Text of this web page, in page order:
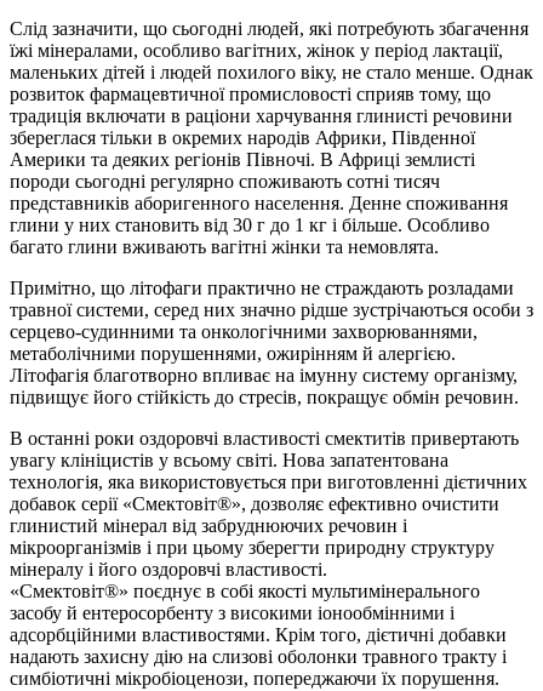
Слід зазначити, що сьогодні людей, які потребують збагачення
їжі мінералами, особливо вагітних, жінок у період лактації,
маленьких дітей і людей похилого віку, не стало менше. Однак
розвиток фармацевтичної промисловості сприяв тому, що
традиція включати в раціони харчування глинисті речовини
збереглася тільки в окремих народів Африки, Південної
Америки та деяких регіонів Півночі. В Африці землисті
породи сьогодні регулярно споживають сотні тисяч
представників аборигенного населення. Денне споживання
глини у них становить від 30 г до 1 кг і більше. Особливо
багато глини вживають вагітні жінки та немовлята.
Примітно, що літофаги практично не страждають розладами
травної системи, серед них значно рідше зустрічаються особи з
серцево-судинними та онкологічними захворюваннями,
метаболічними порушеннями, ожирінням й алергією.
Літофагія благотворно впливає на імунну систему організму,
підвищує його стійкість до стресів, покращує обмін речовин.
В останні роки оздоровчі властивості смектитів привертають
увагу клініцистів у всьому світі. Нова запатентована
технологія, яка використовується при виготовленні дієтичних
добавок серії «Смектовіт®», дозволяє ефективно очистити
глинистий мінерал від забруднюючих речовин і
мікроорганізмів і при цьому зберегти природну структуру
мінералу і його оздоровчі властивості.
«Смектовіт®» поєднує в собі якості мультимінерального
засобу й ентеросорбенту з високими іонообмінними і
адсорбційними властивостями. Крім того, дієтичні добавки
надають захисну дію на слизові оболонки травного тракту і
симбіотичні мікробіоценози, попереджаючи їх порушення.